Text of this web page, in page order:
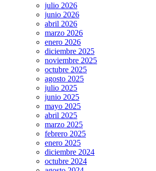
julio 2026
junio 2026
abril 2026
marzo 2026
enero 2026
diciembre 2025
noviembre 2025
octubre 2025
agosto 2025
julio 2025
junio 2025
mayo 2025
abril 2025
marzo 2025
febrero 2025
enero 2025
diciembre 2024
octubre 2024